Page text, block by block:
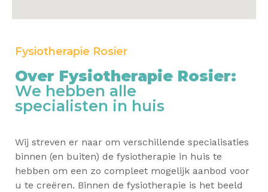
Fysiotherapie Rosier
Over Fysiotherapie Rosier:
We hebben alle
specialisten in huis
Wij streven er naar om verschillende specialisaties
binnen (en buiten) de fysiotherapie in huis te
hebben om een zo compleet mogelijk aanbod voor
u te creëren. Binnen de fysiotherapie is het beeld